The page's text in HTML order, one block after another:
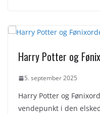
Harry Potter og
5. september 2025
Harry Potter og
vendepunkt i den